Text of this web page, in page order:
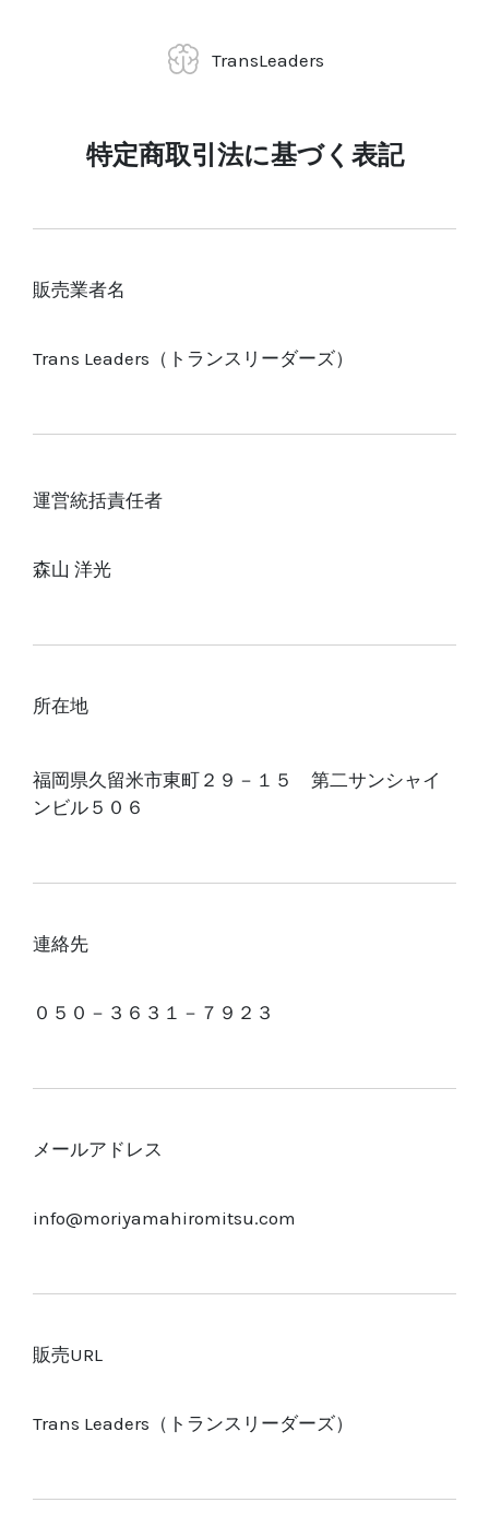
TransLeaders
特定商取引法に基づく表記
販売業者名
Trans Leaders（トランスリーダーズ）
運営統括責任者
森山 洋光
所在地
福岡県久留米市東町２９－１５ 第二サンシャイ
ンビル５０６
連絡先
０５０－３６３１－７９２３
メールアドレス
info@moriyamahiromitsu.com
販売URL
Trans Leaders（トランスリーダーズ）